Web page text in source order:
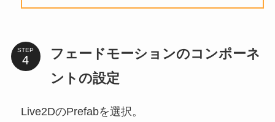
STEP
フェードモーションのコンポーネ
ントの設定
Live2DのPrefabを選択。